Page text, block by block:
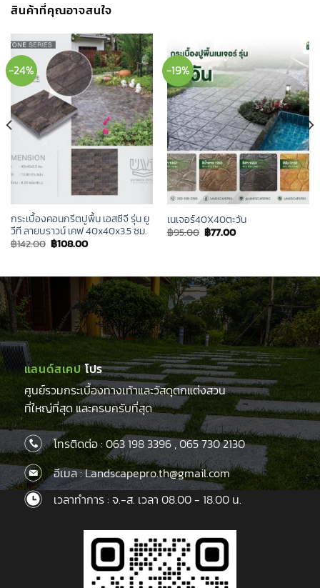
สินค้าที่คุณอาจสนใจ
-24%
กระเบื้องคอนกรีตปูพื้น เอสซีจี รุ่น ยู
วีที ลายบราวน์ เคฟ 40x40x3.5 ซม.
฿142.00 Original
price
฿108.00Current
-19%
เนเจอร์40X40ตะวัน
฿95.00 Original
price
฿77.00Current
price
แลนด์สเคปโปร
ศูนย์รวมกระเบื้องทางเท้าและวัสดุตกแต่งสวน
ที่ใหญ่ที่สุด และครบครับที่สุด
โทรติดต่อ :063 198 3396,065 730 2130
อีเมล : Landscapepro.th@gmail.com
เวลาทำการ : จ.-ส. เวลา 08.00 - 18.00 น.